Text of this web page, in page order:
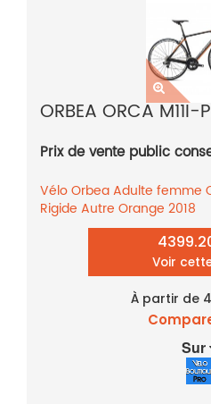
ORBEA ORCA M11I-
Prix de vente public
VéloOrbeaAdulte femme
Rigide Autre Orange 2018
Voir
À partir de
Sur